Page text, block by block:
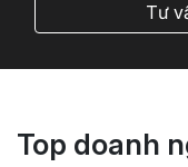
Tư
Top doanh